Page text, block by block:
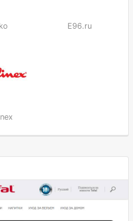
E96.ru